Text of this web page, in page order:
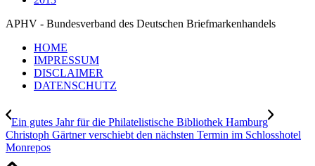
APHV - Bundesverband des Deutschen Briefmarkenhandels
HOME
IMPRESSUM
DISCLAIMER
DATENSCHUTZ
Ein gutes Jahr für die Philatelistische Bibliothek Hamburg
Christoph Gärtner verschiebt den nächsten Termin im Schlosshotel
Monrepos